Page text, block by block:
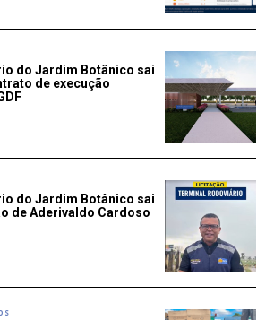
do Jardim Botânico sai
de execução
do Jardim Botânico sai
de Aderivaldo Cardoso